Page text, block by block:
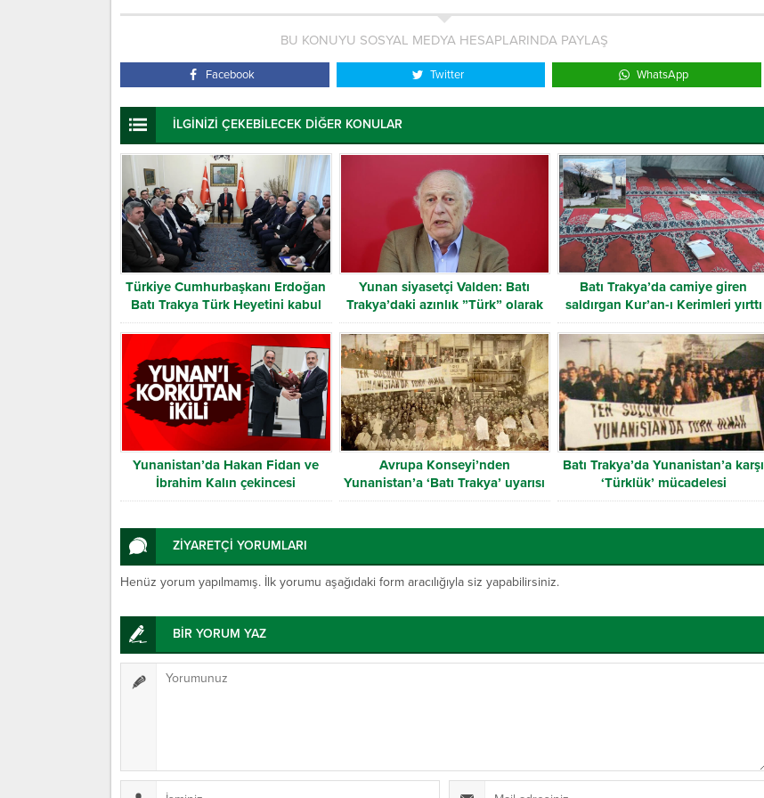
BU KONUYU SOSYAL MEDYA HESAPLARINDA PAYLAŞ
Facebook Twitter WhatsApp
İLGİNİZİ ÇEKEBİLECEK DİĞER KONULAR
Türkiye Cumhurbaşkanı Erdoğan
Batı Trakya Türk Heyetini kabul
etti
Yunan siyasetçi Valden: Batı
Trakya’daki azınlık ”Türk” olarak
tanınmalı
Batı Trakya’da camiye giren
saldırgan Kur’an-ı Kerimleri yırttı
Yunanistan’da Hakan Fidan ve
İbrahim Kalın çekincesi
Avrupa Konseyi’nden
Yunanistan’a ‘Batı Trakya’ uyarısı
Batı Trakya’da Yunanistan’a karşı
‘Türklük’ mücadelesi
ZİYARETÇİ YORUMLARI
Henüz yorum yapılmamış. İlk yorumu aşağıdaki form aracılığıyla siz yapabilirsiniz.
BİR YORUM YAZ